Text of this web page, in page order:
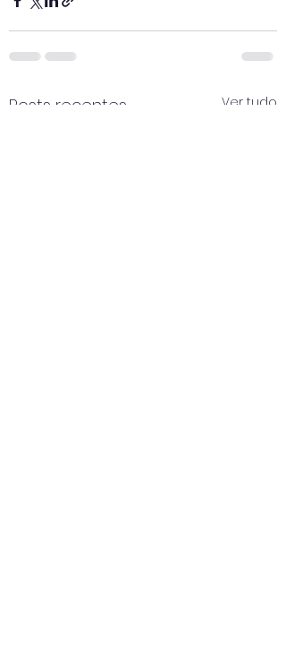
Posts recentes Ver tudo